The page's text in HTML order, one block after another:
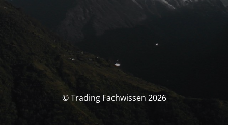
© Trading Fachwissen 2026